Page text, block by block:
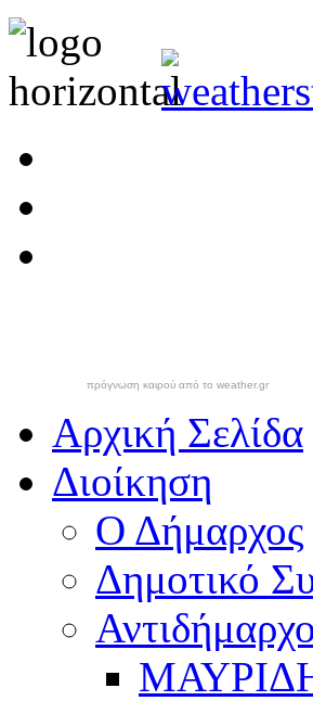
πρόγνωση καιρού από το weather.gr
Αρχική Σελίδα
Διοίκηση
Ο Δήμαρχος
Δημοτικό